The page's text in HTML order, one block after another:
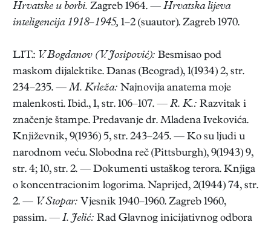
Hrvatske u borbi. Zagreb 1964. — Hrvatska lijeva
inteligencija 1918–1945, 1–2 (suautor). Zagreb 1970.
LIT.: V. Bogdanov (V. Josipović): Besmisao pod
maskom dijalektike. Danas (Beograd), 1(1934) 2, str.
234–235. —M. Krleža: Najnovija anatema moje
malenkosti. Ibid., 1, str. 106–107. — R. K.: Razvitak i
značenje štampe. Predavanje dr. Mladena Ivekovića.
Književnik, 9(1936) 5, str. 243–245. — Ko su ljudi u
narodnom veću. Slobodna reč (Pittsburgh), 9(1943) 9,
str. 4; 10, str. 2. — Dokumenti ustaškog terora. Knjiga
o koncentracionim logorima. Naprijed, 2(1944) 74, str.
2. — V. Stopar: Vjesnik 1940–1960. Zagreb 1960,
passim. — I. Jelić: Rad Glavnog inicijativnog odbora